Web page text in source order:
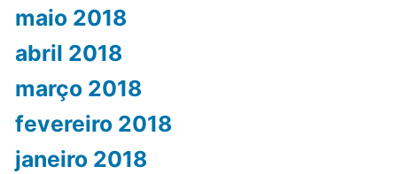
maio 2018
abril 2018
março 2018
fevereiro 2018
janeiro 2018